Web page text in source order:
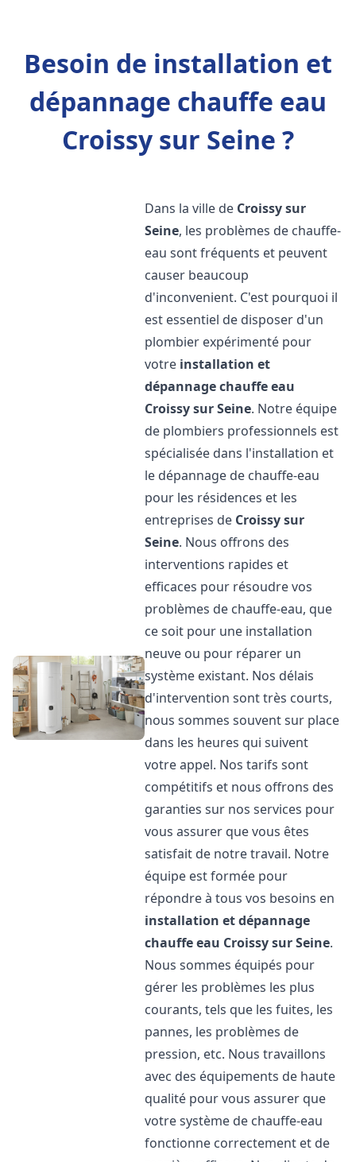
Besoin de installation et
dépannage chauffe eau
Croissy sur Seine ?
Dans la ville de Croissy sur
Seine, les problèmes de chauffe-
eau sont fréquents et peuvent
causer beaucoup
d'inconvenient. C'est pourquoi il
est essentiel de disposer d'un
plombier expérimenté pour
votre installation et
dépannage chauffe eau
Croissy sur Seine. Notre équipe
de plombiers professionnels est
spécialisée dans l'installation et
le dépannage de chauffe-eau
pour les résidences et les
entreprises de Croissy sur
Seine. Nous offrons des
interventions rapides et
efficaces pour résoudre vos
problèmes de chauffe-eau, que
ce soit pour une installation
neuve ou pour réparer un
système existant. Nos délais
d'intervention sont très courts,
nous sommes souvent sur place
dans les heures qui suivent
votre appel. Nos tarifs sont
compétitifs et nous offrons des
garanties sur nos services pour
vous assurer que vous êtes
satisfait de notre travail. Notre
équipe est formée pour
répondre à tous vos besoins en
installation et dépannage
chauffe eau Croissy sur Seine.
Nous sommes équipés pour
gérer les problèmes les plus
courants, tels que les fuites, les
pannes, les problèmes de
pression, etc. Nous travaillons
avec des équipements de haute
qualité pour vous assurer que
votre système de chauffe-eau
fonctionne correctement et de